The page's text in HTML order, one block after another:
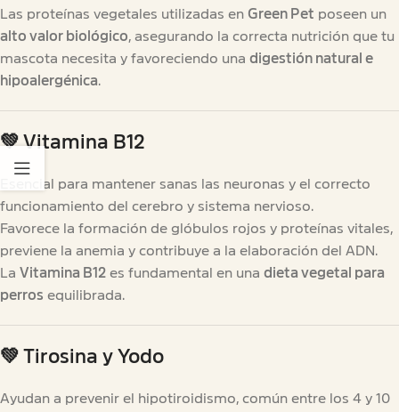
Las proteínas vegetales utilizadas en Green Pet poseen un
alto valor biológico, asegurando la correcta nutrición que tu
mascota necesita y favoreciendo una digestión natural e
hipoalergénica.
💚Vitamina B12
Esencial para mantener sanas las neuronas y el correcto
funcionamiento del cerebro y sistema nervioso.
Favorece la formación de glóbulos rojos y proteínas vitales,
previene la anemia y contribuye a la elaboración del ADN.
La Vitamina B12 es fundamental en una dieta vegetal para
perros equilibrada.
💚 Tirosina y Yodo
Ayudan a prevenir el hipotiroidismo, común entre los 4 y 10